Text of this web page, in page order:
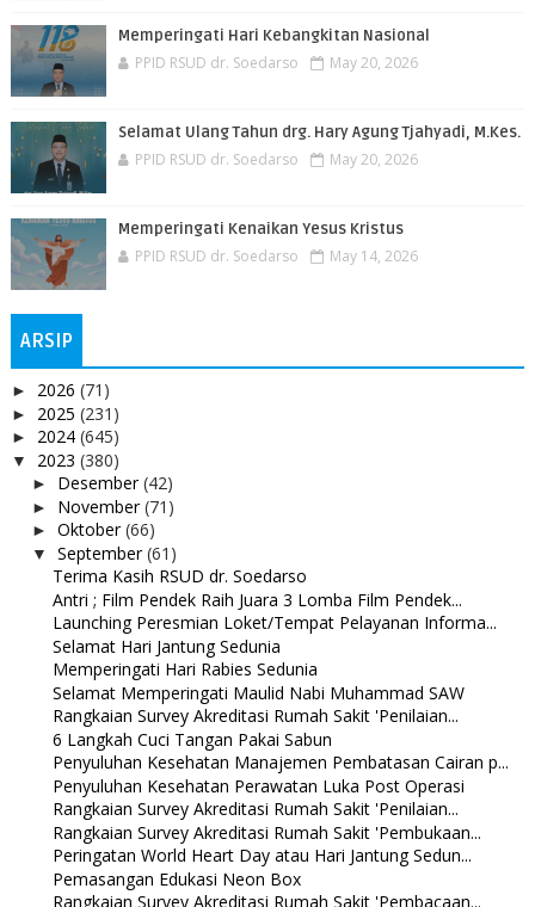
Memperingati Hari Kebangkitan Nasional
PPID RSUD dr. Soedarso May 20, 2026
Selamat Ulang Tahun drg. Hary Agung Tjahyadi, M.Kes.
PPID RSUD dr. Soedarso May 20, 2026
Memperingati Kenaikan Yesus Kristus
PPID RSUD dr. Soedarso May 14, 2026
ARSIP
► 2026 (71)
► 2025 (231)
► 2024 (645)
▼ 2023 (380)
► Desember(42)
► November(71)
► Oktober(66)
▼ September(61)
Terima Kasih RSUD dr. Soedarso
Antri ; Film Pendek Raih Juara 3 Lomba Film Pendek...
Launching Peresmian Loket/Tempat Pelayanan Informa...
Selamat Hari Jantung Sedunia
Memperingati Hari Rabies Sedunia
Selamat Memperingati Maulid Nabi Muhammad SAW
Rangkaian Survey Akreditasi Rumah Sakit 'Penilaian...
6 Langkah Cuci Tangan Pakai Sabun
Penyuluhan Kesehatan Manajemen Pembatasan Cairan p...
Penyuluhan Kesehatan Perawatan Luka Post Operasi
Rangkaian Survey Akreditasi Rumah Sakit 'Penilaian...
Rangkaian Survey Akreditasi Rumah Sakit 'Pembukaan...
Peringatan World Heart Day atau Hari Jantung Sedun...
Pemasangan Edukasi Neon Box
Rangkaian Survey Akreditasi Rumah Sakit 'Pembacaan...